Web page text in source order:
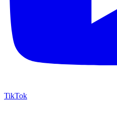
TikTok